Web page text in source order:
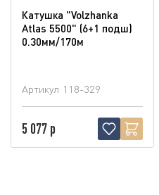
Катушка "Volzhanka
Atlas 5500" (6+1 подш)
0.30мм/170м
Артикул 118-329
5 077 р